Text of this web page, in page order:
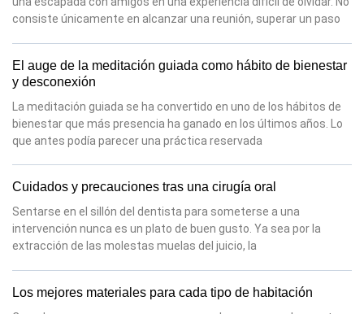
consiste únicamente en alcanzar una reunión, superar un paso
El auge de la meditación guiada como hábito de bienestar
y desconexión
La meditación guiada se ha convertido en uno de los hábitos de
bienestar que más presencia ha ganado en los últimos años. Lo
que antes podía parecer una práctica reservada
Cuidados y precauciones tras una cirugía oral
Sentarse en el sillón del dentista para someterse a una
intervención nunca es un plato de buen gusto. Ya sea por la
extracción de las molestas muelas del juicio, la
Los mejores materiales para cada tipo de habitación